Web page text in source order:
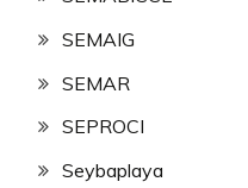
SEMAIG
SEMAR
SEPROCI
Seybaplaya